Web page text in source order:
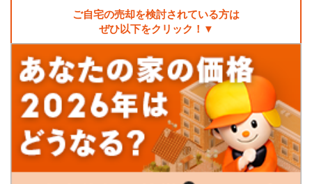
ご自宅の売却を検討されている方は
ぜひ以下をクリック！▼